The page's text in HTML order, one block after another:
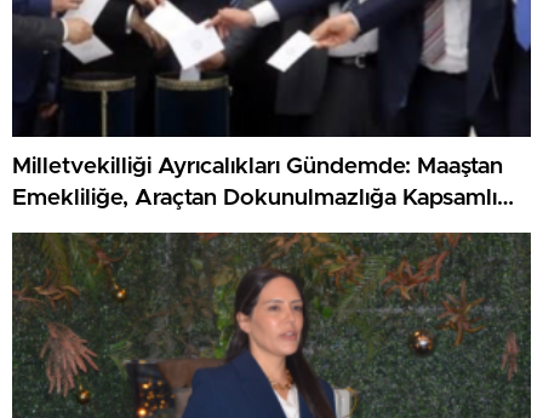
Milletvekilliği Ayrıcalıkları Gündemde: Maaştan
Emekliliğe, Araçtan Dokunulmazlığa Kapsamlı
Haklar Listesi